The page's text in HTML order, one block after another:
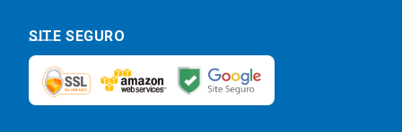
SITE SEGURO